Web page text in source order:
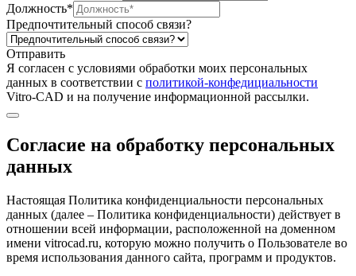
Должность*
Предпочтительный способ связи?
Отправить
Я согласен c условиями обработки моих персональных
данных в соответствии с политикой-конфедициальности
Vitro-CAD и на получение информационной рассылки.
Согласие на обработку персональных
данных
Настоящая Политика конфиденциальности персональных
данных (далее – Политика конфиденциальности) действует в
отношении всей информации, расположенной на доменном
имени vitrocad.ru, которую можно получить о Пользователе во
время использования данного сайта, программ и продуктов.